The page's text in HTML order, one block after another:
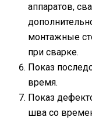
аппаратов,
монтажные
при сварке.
Показ
время.
Показ
шва со